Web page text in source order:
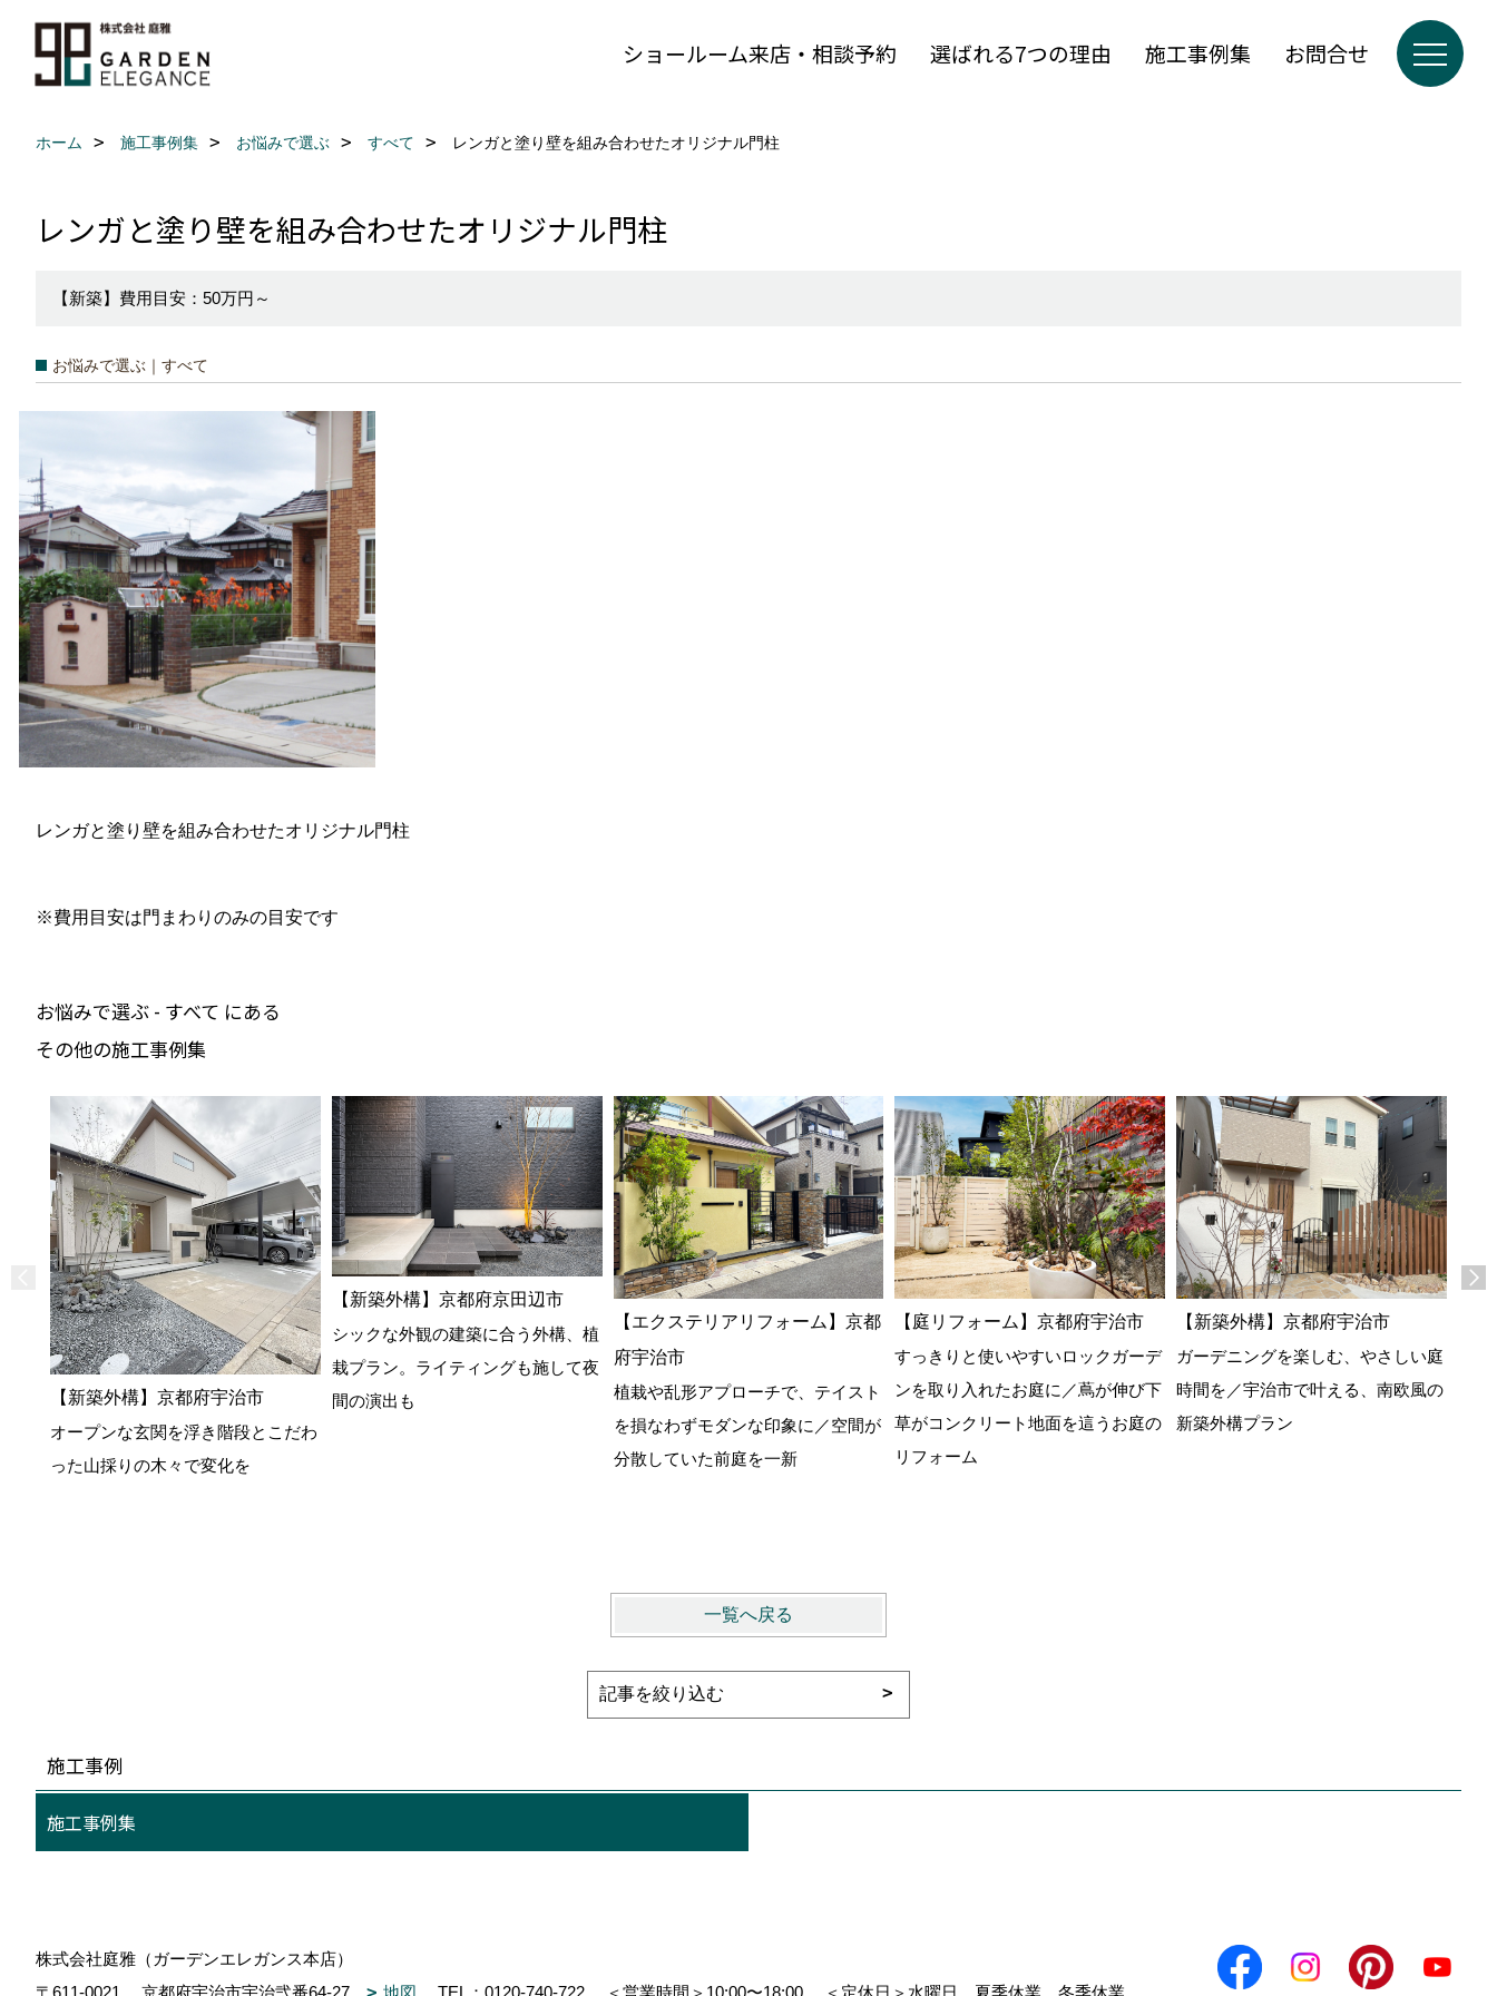
ショールーム来店・相談予約 選ばれる7つの理由 施工事例集 お問合せ
ホーム 施工事例集 お悩みで選ぶ すべて レンガと塗り壁を組み合わせたオリジナル門柱
レンガと塗り壁を組み合わせたオリジナル門柱
【新築】費用目安：50万円～
お悩みで選ぶ｜すべて
レンガと塗り壁を組み合わせたオリジナル門柱
※費用目安は門まわりのみの目安です
お悩みで選ぶ - すべて にある
その他の施工事例集
【新築外構】京都府宇治市
オープンな玄関を浮き階段とこだわ
った山採りの木々で変化を
【新築外構】京都府京田辺市
シックな外観の建築に合う外構、植
栽プラン。ライティングも施して夜
間の演出も
【エクステリアリフォーム】京都
府宇治市
植栽や乱形アプローチで、テイスト
を損なわずモダンな印象に／空間が
分散していた前庭を一新
【庭リフォーム】京都府宇治市
すっきりと使いやすいロックガーデ
ンを取り入れたお庭に／蔦が伸び下
草がコンクリート地面を這うお庭の
リフォーム
【新築外構】京都府宇治市
ガーデニングを楽しむ、やさしい庭
時間を／宇治市で叶える、南欧風の
新築外構プラン
一覧へ戻る
施工事例
施工事例集
株式会社庭雅（ガーデンエレガンス本店）